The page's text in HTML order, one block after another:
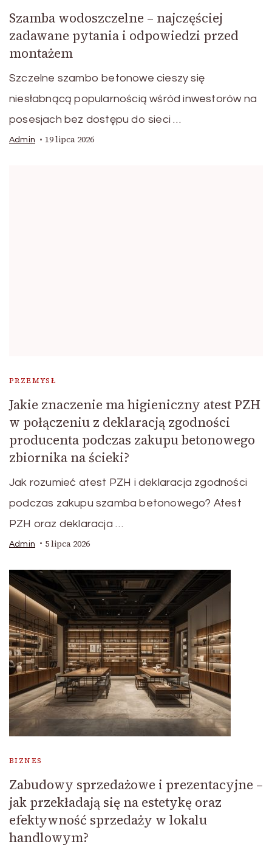
Szamba wodoszczelne – najczęściej
zadawane pytania i odpowiedzi przed
montażem
Szczelne szambo betonowe cieszy się
niesłabnącą popularnością wśród inwestorów na
posesjach bez dostępu do sieci …
Admin 19 lipca 2026
PRZEMYSŁ
Jakie znaczenie ma higieniczny atest PZH
w połączeniu z deklaracją zgodności
producenta podczas zakupu betonowego
zbiornika na ścieki?
Jak rozumieć atest PZH i deklaracja zgodności
podczas zakupu szamba betonowego? Atest
PZH oraz deklaracja …
Admin 5 lipca 2026
BIZNES
Zabudowy sprzedażowe i prezentacyjne –
jak przekładają się na estetykę oraz
efektywność sprzedaży w lokalu
handlowym?